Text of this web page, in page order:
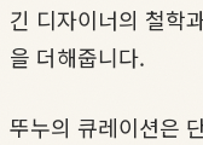
긴 디자이너의 철학
을 더해줍니다.
뚜누의 큐레이션은